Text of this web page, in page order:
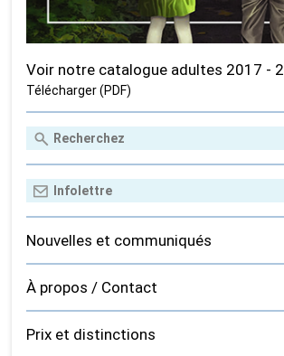
Voir notre catalogue adultes 2017 -
Télécharger (PDF)
Nouvelles et communiqués
À propos / Contact
Prix et distinctions